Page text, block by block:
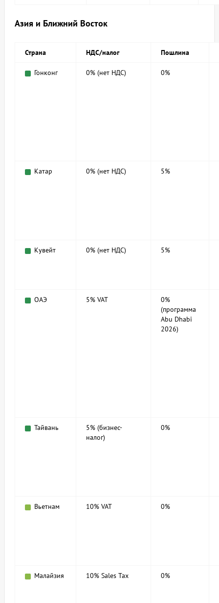
Азия и Ближний Восток
Страна НДС/налог Пошлина
Гонконг 0% (нет НДС) 0%
Катар 0% (нет НДС) 5%
Кувейт 0% (нет НДС) 5%
ОАЭ 5% VAT
0%
(программа
Abu Dhabi
2026)
Тайвань
5% (бизнес-
налог)
0%
Вьетнам 10% VAT 0%
Малайзия 10% Sales Tax 0%